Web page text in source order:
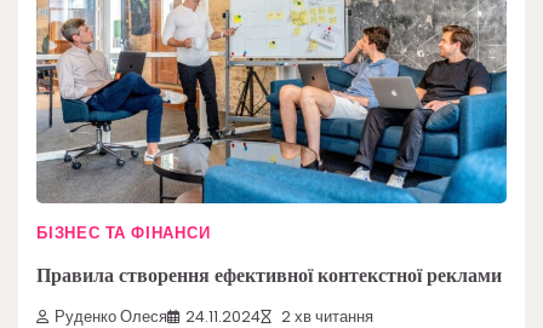
БІЗНЕС ТА ФІНАНСИ
Правила створення ефективної контекстної реклами
Руденко Олеся 24.11.2024 2 хв читання